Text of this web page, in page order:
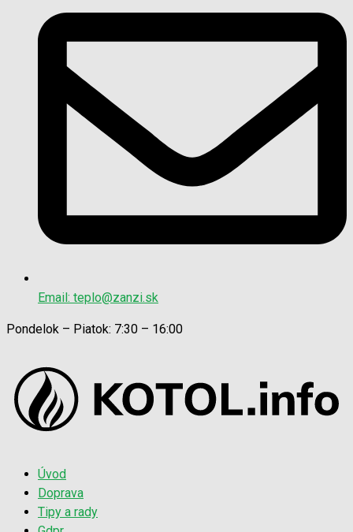
Email: teplo@zanzi.sk
Pondelok – Piatok: 7:30 – 16:00
Úvod
Doprava
Tipy a rady